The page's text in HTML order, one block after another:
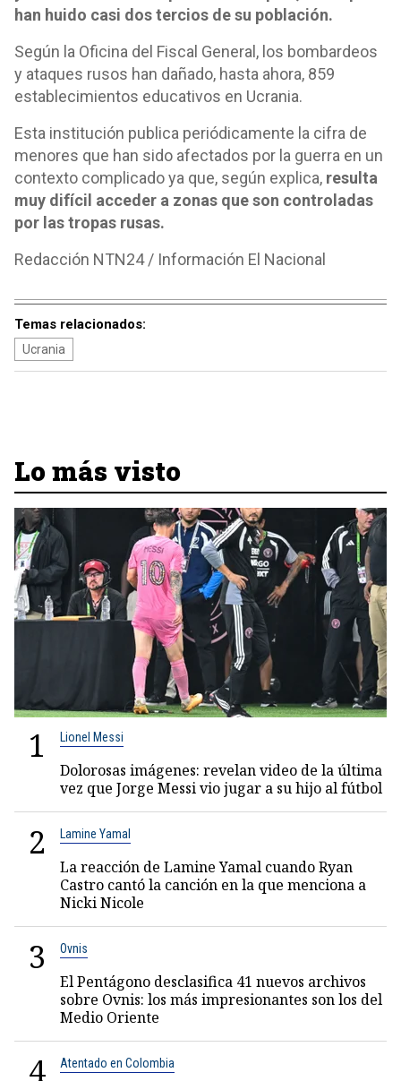
han huido casi dos tercios de su población.
Según la Oficina del Fiscal General, los bombardeos
y ataques rusos han dañado, hasta ahora, 859
establecimientos educativos en Ucrania.
Esta institución publica periódicamente la cifra de
menores que han sido afectados por la guerra en un
contexto complicado ya que, según explica, resulta
muy difícil acceder a zonas que son controladas
por las tropas rusas.
Redacción NTN24 / Información El Nacional
Temas relacionados:
Ucrania
Lo más visto
1 Lionel Messi
Dolorosas imágenes: revelan video de la última
vez que Jorge Messi vio jugar a su hijo al fútbol
2 Lamine Yamal
La reacción de Lamine Yamal cuando Ryan
Castro cantó la canción en la que menciona a
Nicki Nicole
3 Ovnis
El Pentágono desclasifica 41 nuevos archivos
sobre Ovnis: los más impresionantes son los del
Medio Oriente
4 Atentado en Colombia